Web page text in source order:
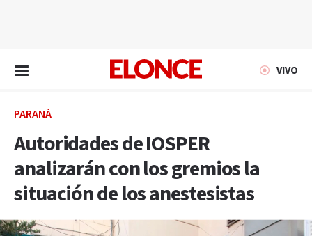
VIVO
PARANÁ
Autoridades de IOSPER
analizarán con los gremios la
situación de los anestesistas